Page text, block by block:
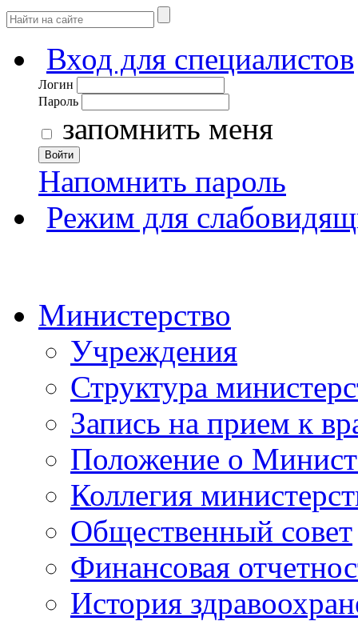
Вход для специалистов
Логин
Пароль
запомнить меня
Войти
Напомнить пароль
Режим для
Министерство
Учреждения
Структура
Запись на прием к
Положение о
Коллегия
Общественный совет
Финансовая
История